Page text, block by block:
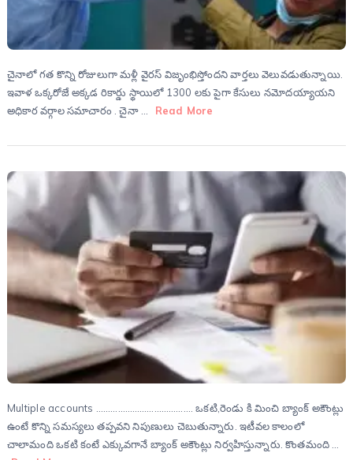
చైనాలో గత కొన్ని రోజులుగా మళ్లీ వైరస్‌ విజృంభిస్తోందని వార్తలు వెలువడుతున్నాయి.
ఇవాళ ఒక్కరోజే అక్కడ రికార్డు స్థాయిలో 1300 లకు పైగా కేసులు నమోదయ్యాయని
అధికార వర్గాల సమాచారం . చైనా …
Read More
Multiple accounts …………………………………. ఒకటి,రెండు కి మించి బ్యాంక్ అకౌంట్లు
ఉంటే కొన్ని సమస్యలు తప్పవని నిపుణులు చెబుతున్నారు. ఇటీవల కాలంలో
చాలామంది ఒకటి కంటే ఎక్కువగానే బ్యాంక్ అకౌంట్లు నిర్వహిస్తున్నారు. కొంతమంది …